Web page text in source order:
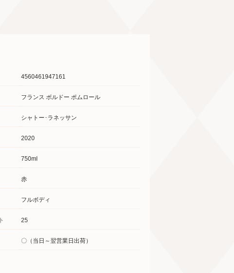
4560461947161
フランス ボルドー ポムロール
シャトー･ラネッサン
2020
750ml
赤
フルボディ
25
〇（当日～翌営業日出荷）